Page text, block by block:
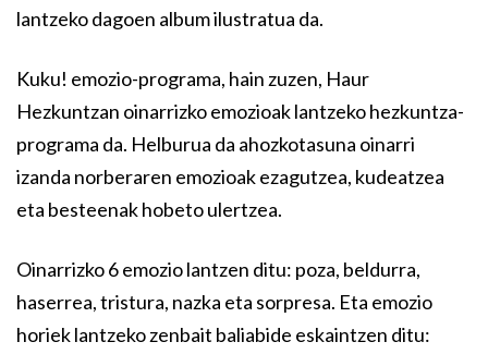
lantzeko dagoen album ilustratua da.
Kuku! emozio-programa, hain zuzen, Haur
Hezkuntzan oinarrizko emozioak lantzeko hezkuntza-
programa da. Helburua da ahozkotasuna oinarri
izanda norberaren emozioak ezagutzea, kudeatzea
eta besteenak hobeto ulertzea.
Oinarrizko 6 emozio lantzen ditu: poza, beldurra,
haserrea, tristura, nazka eta sorpresa. Eta emozio
horiek lantzeko zenbait baliabide eskaintzen ditu: